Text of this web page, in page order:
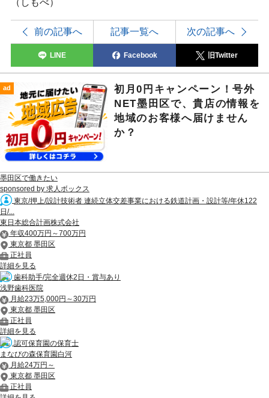
前の記事へ 記事一覧へ 次の記事へ
LINE Facebook 旧Twitter
ad
初月0円キャンペーン！号外
NET墨田区で、貴店の情報を
地域のお客様へ届けません
か？
墨田区で働きたい
sponsored by 求人ボックス
東京/押上/設計技術者 連続立体交差事業における鉄道計画・設計等/年休122
日/...
東日本総合計画株式会社
年収400万円～700万円
東京都 墨田区
正社員
詳細を見る
歯科助手/完全週休2日・賞与あり
浅野歯科医院
月給23万5,000円～30万円
東京都 墨田区
正社員
詳細を見る
認可保育園の保育士
まなびの森保育園白河
月給24万円～
東京都 墨田区
正社員